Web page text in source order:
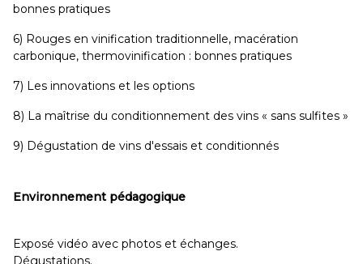
bonnes pratiques
6) Rouges en vinification traditionnelle, macération
carbonique, thermovinification : bonnes pratiques
7) Les innovations et les options
8) La maîtrise du conditionnement des vins « sans sulfites »
9) Dégustation de vins d'essais et conditionnés
Environnement pédagogique
Exposé vidéo avec photos et échanges.
Dégustations.